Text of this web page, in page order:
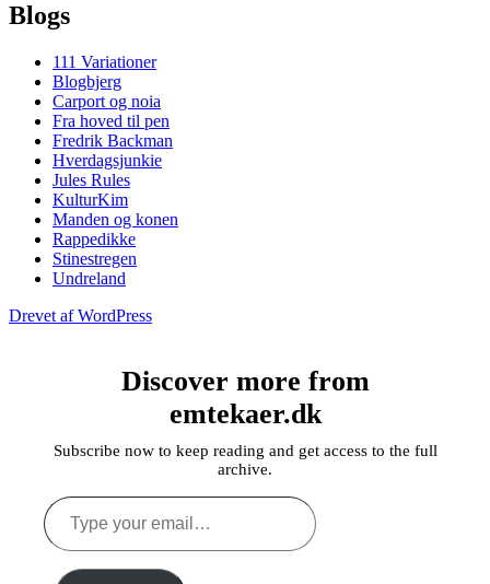
Blogs
111 Variationer
Blogbjerg
Carport og noia
Fra hoved til pen
Fredrik Backman
Hverdagsjunkie
Jules Rules
KulturKim
Manden og konen
Rappedikke
Stinestregen
Undreland
Drevet af WordPress
Discover more from
emtekaer.dk
Subscribe now to keep reading and get access to the full
archive.
Type
your
email…